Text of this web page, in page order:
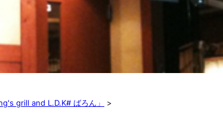
grill and L.D.K# ばろん」 >